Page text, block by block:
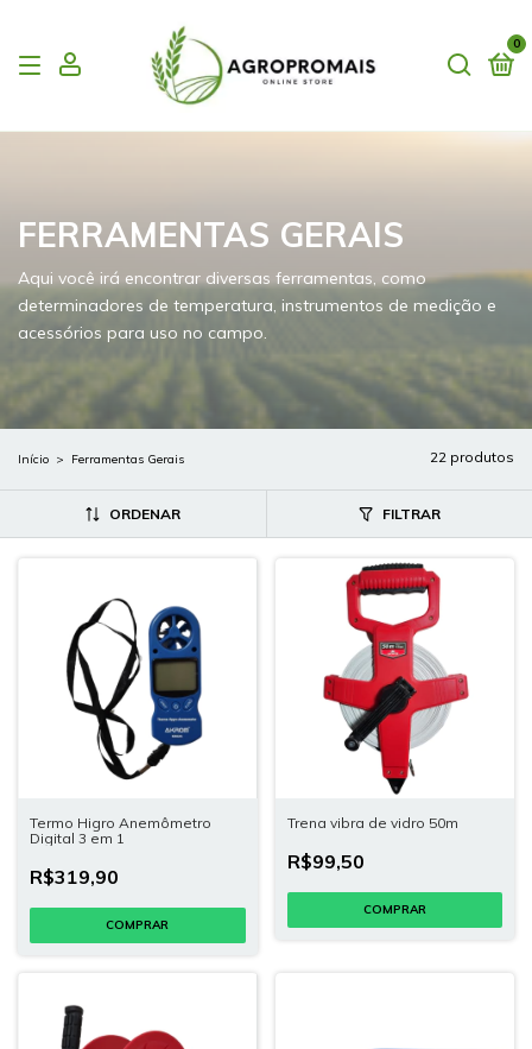
0
FERRAMENTAS GERAIS
Aqui você irá encontrar diversas ferramentas, como
determinadores de temperatura, instrumentos de medição e
acessórios para uso no campo.
Início > Ferramentas Gerais 22 produtos
ORDENAR FILTRAR
Termo Higro Anemômetro
Digital 3 em 1
R$319,90
Trena vibra de vidro 50m
R$99,50